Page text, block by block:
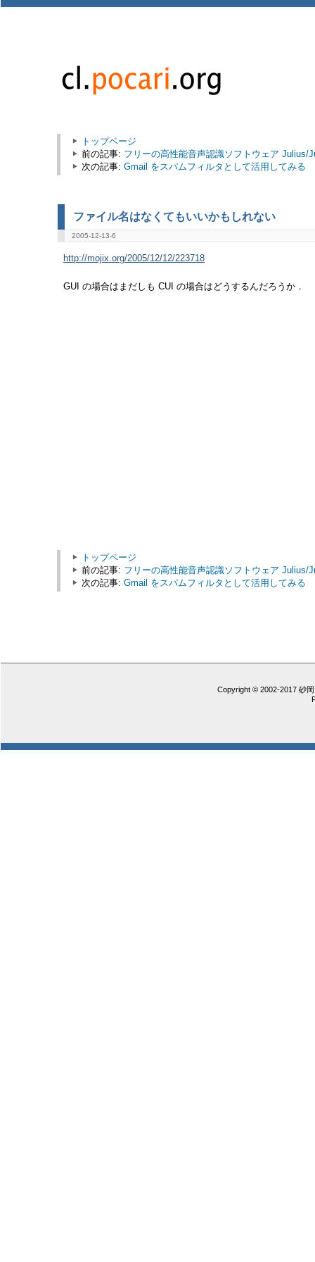
トップページ
前の記事: フリーの高性能音声認識ソフトウェア Julius/
次の記事: Gmail をスパムフィルタとして活用してみる
ファイル名はなくてもいいかもしれない
2005-12-13-6
http://mojix.org/2005/12/12/223718
GUI の場合はまだしも CUI の場合はどうするんだろうか．
トップページ
前の記事: フリーの高性能音声認識ソフトウェア Julius/
次の記事: Gmail をスパムフィルタとして活用してみる
Copyright © 2002-2017 砂